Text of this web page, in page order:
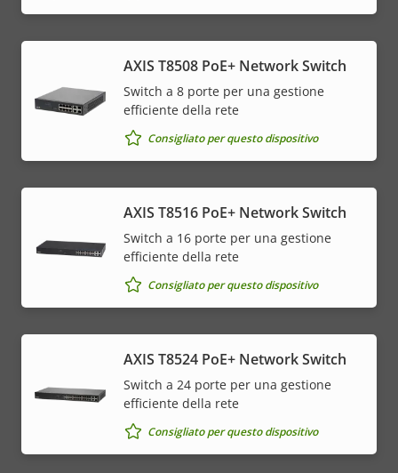
AXIS T8508 PoE+ Network Switch
Switch a 8 porte per una gestione
efficiente della rete
Consigliato per questo dispositivo
AXIS T8516 PoE+ Network Switch
Switch a 16 porte per una gestione
efficiente della rete
Consigliato per questo dispositivo
AXIS T8524 PoE+ Network Switch
Switch a 24 porte per una gestione
efficiente della rete
Consigliato per questo dispositivo